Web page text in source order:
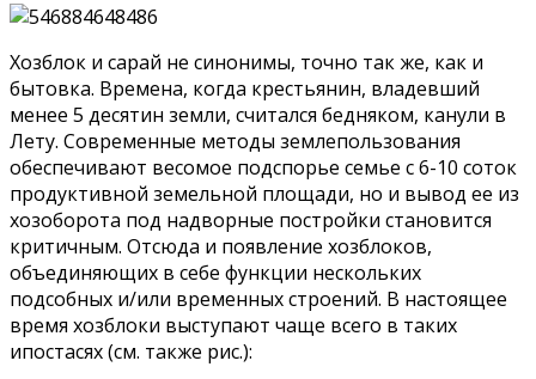
Хозблок и сарай не синонимы, точно так же, как и
бытовка. Времена, когда крестьянин, владевший
менее 5 десятин земли, считался бедняком, канули в
Лету. Современные методы землепользования
обеспечивают весомое подспорье семье с 6-10 соток
продуктивной земельной площади, но и вывод ее из
хозоборота под надворные постройки становится
критичным. Отсюда и появление хозблоков,
объединяющих в себе функции нескольких
подсобных и/или временных строений. В настоящее
время хозблоки выступают чаще всего в таких
ипостасях (см. также рис.):